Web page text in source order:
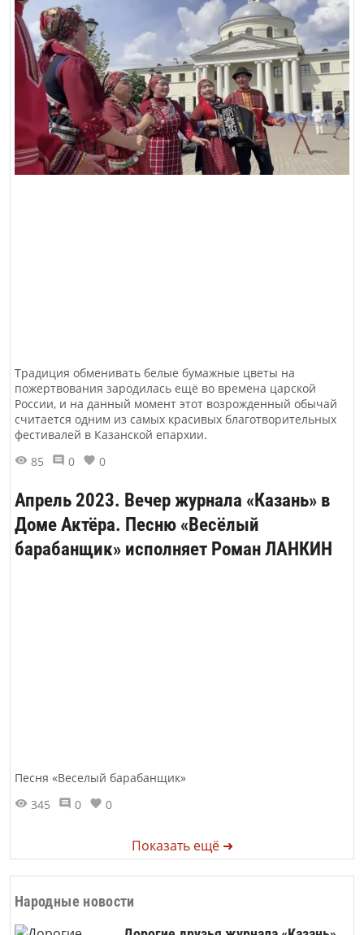
Традиция обменивать белые бумажные цветы на
пожертвования зародилась ещё во времена царской
России, и на данный момент этот возрожденный обычай
считается одним из самых красивых благотворительных
фестивалей в Казанской епархии.
85
0 0
Апрель 2023. Вечер журнала «Казань» в
Доме Актёра. Песню «Весёлый
барабанщик» исполняет Роман ЛАНКИН
Песня «Веселый барабанщик»
345
0 0
Показать ещё ➜
Народные новости